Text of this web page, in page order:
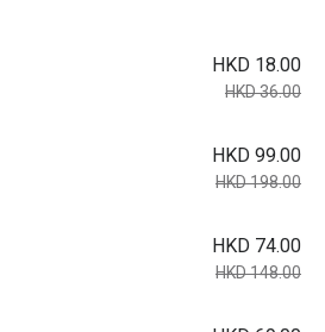
HKD 18.00
HKD 36.00
HKD 99.00
HKD 198.00
HKD 74.00
HKD 148.00